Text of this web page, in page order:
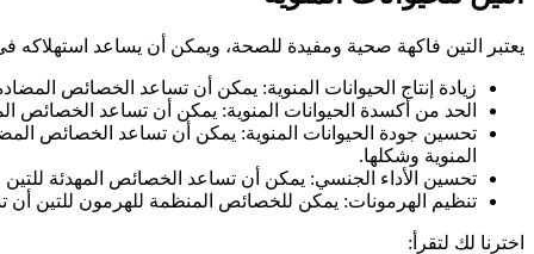
يعتبر التين فاكهة صحية ومفيدة للصحة، ويمكن أن يساعد استهلاكه
زيادة إنتاج الحيوانات المنوية: يمكن أن تساعد الخصائص
الحد من أكسدة الحيوانات المنوية: يمكن أن تساعد الخصائص
تحسين جودة الحيوانات المنوية: يمكن أن تساعد الخصائص
المنوية وشكلها.
تحسين الأداء الجنسي: يمكن أن تساعد الخصائص المهدئة للتين
تنظيم الهرمونات: يمكن للخصائص المنظمة للهرمون للتين أن
اخترنا لك لتقرأ: